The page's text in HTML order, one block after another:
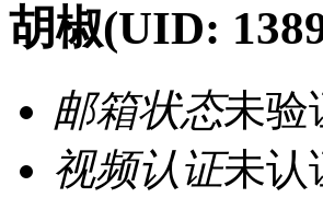
胡椒(UID:
邮箱状态未验
视频认证未认